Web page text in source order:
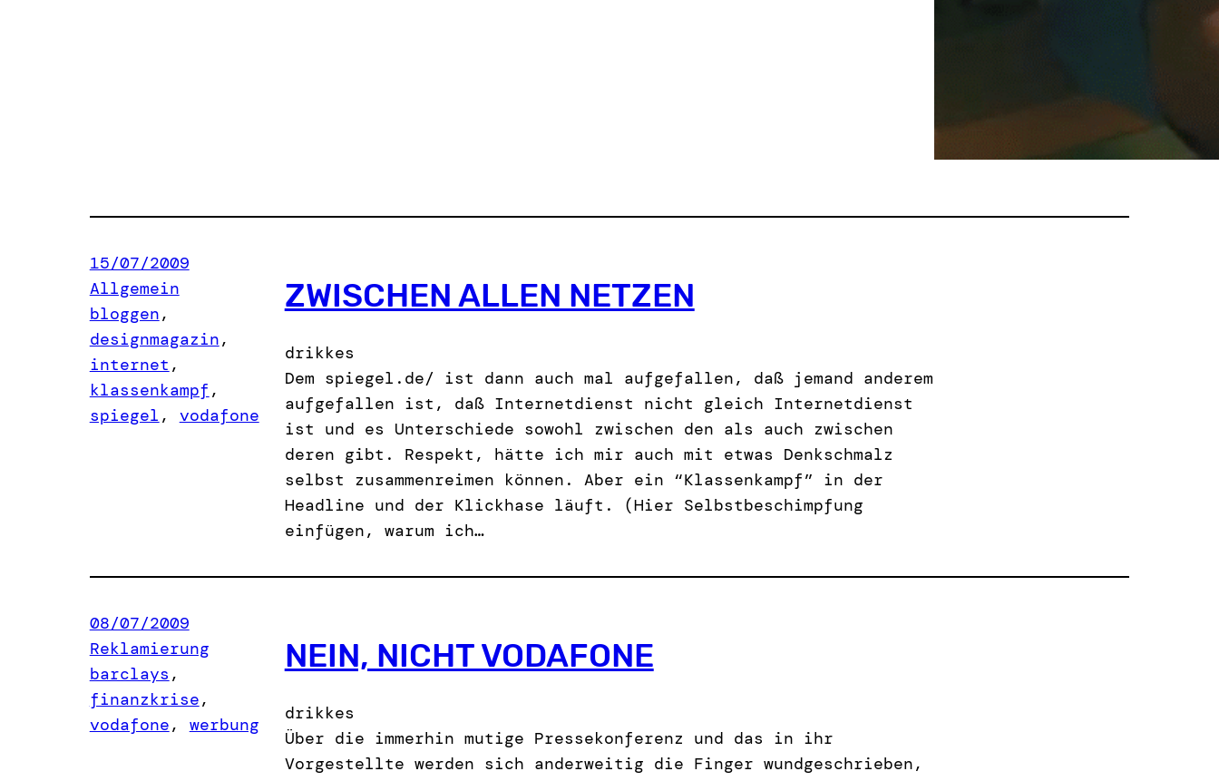
15/07/2009
Allgemein
bloggen
designmagazin
internet
klassenkampf
spiegel , vodafone
ZWISCHEN ALLEN NETZEN
drikkes
Dem spiegel.de/ ist dann auch mal aufgefallen, daß jemand anderem
aufgefallen ist, daß Internetdienst nicht gleich Internetdienst
ist und es Unterschiede sowohl zwischen den als auch zwischen
deren gibt. Respekt, hätte ich mir auch mit etwas Denkschmalz
selbst zusammenreimen können. Aber ein “Klassenkampf” in der
Headline und der Klickhase läuft. (Hier Selbstbeschimpfung
einfügen, warum ich…
08/07/2009
Reklamierung
barclays
finanzkrise
vodafone, werbung
NEIN, NICHT VODAFONE
drikkes
Über die immerhin mutige Pressekonferenz und das in ihr
Vorgestellte werden sich anderweitig die Finger wundgeschrieben,